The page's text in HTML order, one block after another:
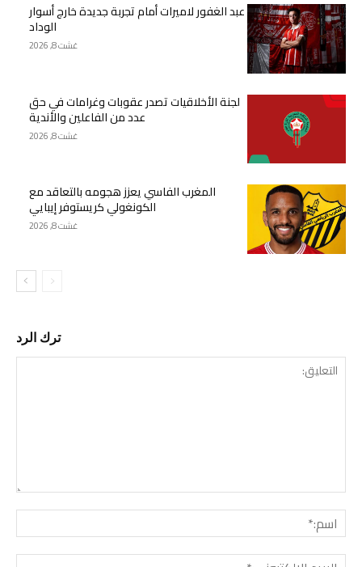
عبد الغفور لاميرات أمام تجربة جديدة خارج أسوار
الوداد
غشت 8, 2026
لجنة الأخلاقيات تصدر عقوبات وغرامات في حق
عدد من الفاعلين والأندية
غشت 8, 2026
المغرب الفاسي يعزز هجومه بالتعاقد مع
الكونغولي كريستوفر إيبايي
غشت 8, 2026
ترك الرد